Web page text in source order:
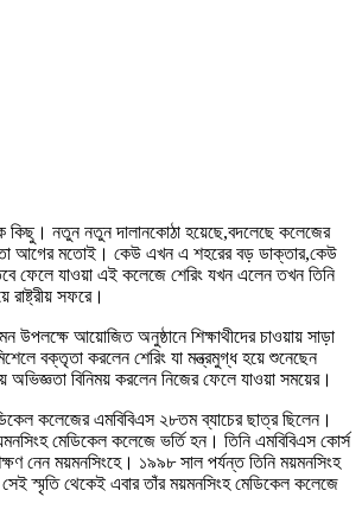
কিছু। নতুন নতুন দালানকোঠা হয়েছে,বদলেছে কলেজের
তো আগের মতোই। কেউ এখন এ শহরের বড় ডাক্তার,কেউ
ফেলে যাওয়া এই কলেজে শেরিং যখন এলেন তখন তিনি
রাষ্ট্রীয় সফরে।
উপলক্ষে আয়োজিত অনুষ্ঠানে শিক্ষাথীদের চাওয়ায় সাড়া
বক্তৃতা করলেন শেরিং যা মন্ত্রমুগ্ধ হয়ে শুনেছেন
বিনিময় করলেন নিজের ফেলে যাওয়া সময়ের।
কলেজের এমবিবিএস ২৮তম ব্যাচের ছাত্র ছিলেন।
মেডিকেল কলেজে ভর্তি হন। তিনি এমবিবিএস কোর্স
নেন ময়মনসিংহে। ১৯৯৮ সাল পর্যন্ত তিনি ময়মনসিংহ
স্মৃতি থেকেই এবার তাঁর ময়মনসিংহ মেডিকেল কলেজে